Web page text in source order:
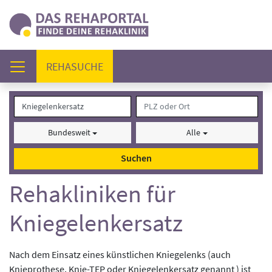
REHASUCHE(AKTUELL)
Bundesweit Alle
Suchen
Rehakliniken für
Kniegelenkersatz
Nach dem Einsatz eines künstlichen Kniegelenks (auch
Knieprothese, Knie-TEP oder Kniegelenkersatz genannt ) ist